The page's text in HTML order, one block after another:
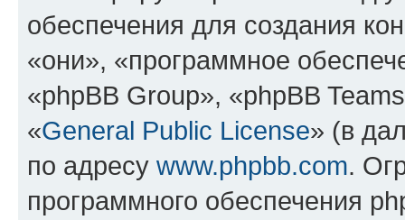
обеспечения для создания
«они», «программное
«phpBB Group», «phpBB
«General Public License» (в
по адресу www.phpbb.com.
программного обеспечения